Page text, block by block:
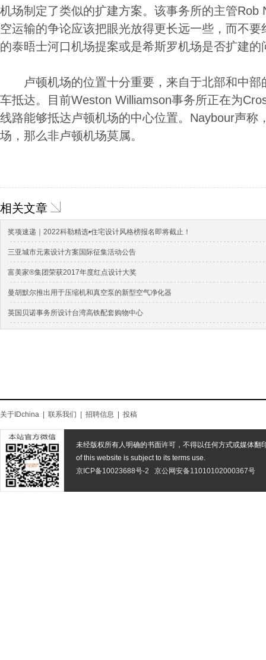
机场制定了类似的扩建方案。该事务所的主管Rob
空运输的争论应该把眼光放得更长远一些，而不
的泰晤士河口机场提案或是希斯罗机场是否扩建的
卢顿机场的位置十分重要，来自于北部和中部
车抵达。目前Weston Williamson事务所正在为
线路能够抵达卢顿机场的中心位置。Naybour声称
场，那么非卢顿机场莫属。
相关文章
奖项速递｜2022科勒精选•住宅设计风格榜报名即将截止！
三亚城市元素设计方案国际征集活动公告
富美家®集团荣获2017年度红点设计大奖
曼胡默尔推出用于压缩机和真空泵的新型空气净化器
英国贝诺事务所设计台湾高铁配套购物中心
关于IDchina 联系我们 招聘信息 投稿
未经版权所有人明确的书面许可，不得以任何方式或媒体翻
of this website is subject to its terms use.
京ICP备10023688号-2
京公网安备11010102000367号